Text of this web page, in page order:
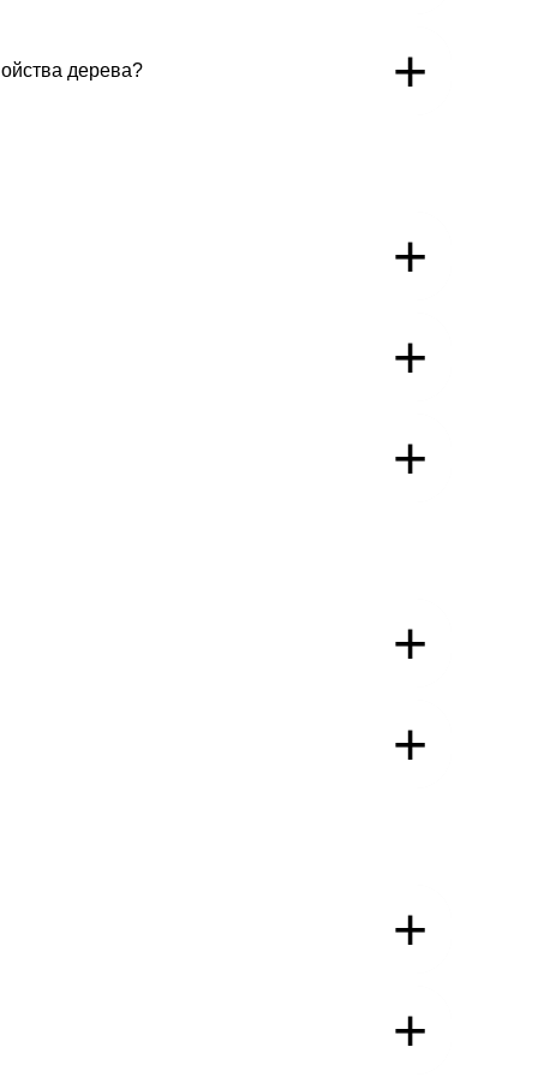
дерева? +
+
+
+
+
+
+
+